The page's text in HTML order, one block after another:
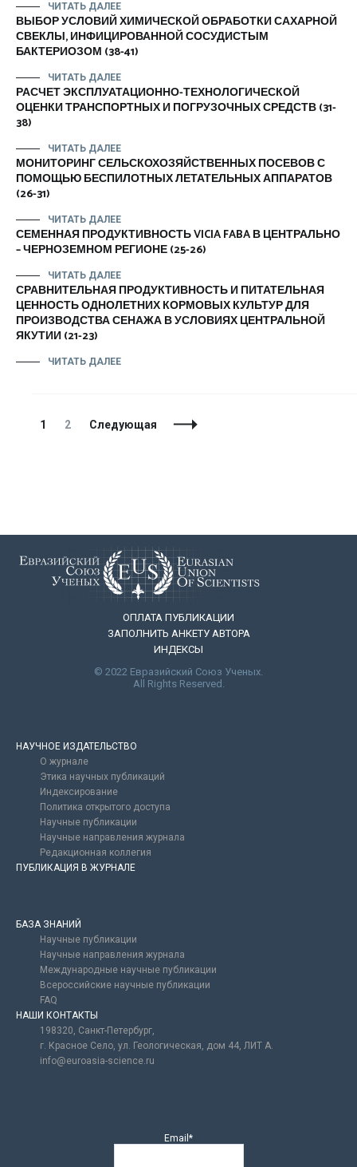
ЧИТАТЬ ДАЛЕЕ
ВЫБОР УСЛОВИЙ ХИМИЧЕСКОЙ ОБРАБОТКИ САХАРНОЙ
СВЕКЛЫ, ИНФИЦИРОВАННОЙ СОСУДИСТЫМ
БАКТЕРИОЗОМ (38-41)
ЧИТАТЬ ДАЛЕЕ
РАСЧЕТ ЭКСПЛУАТАЦИОННО-ТЕХНОЛОГИЧЕСКОЙ
ОЦЕНКИ ТРАНСПОРТНЫХ И ПОГРУЗОЧНЫХ СРЕДСТВ (31-
38)
ЧИТАТЬ ДАЛЕЕ
МОНИТОРИНГ СЕЛЬСКОХОЗЯЙСТВЕННЫХ ПОСЕВОВ С
ПОМОЩЬЮ БЕСПИЛОТНЫХ ЛЕТАТЕЛЬНЫХ АППАРАТОВ
(26-31)
ЧИТАТЬ ДАЛЕЕ
СЕМЕННАЯ ПРОДУКТИВНОСТЬ VICIA FABA В ЦЕНТРАЛЬНО
– ЧЕРНОЗЕМНОМ РЕГИОНЕ (25-26)
ЧИТАТЬ ДАЛЕЕ
СРАВНИТЕЛЬНАЯ ПРОДУКТИВНОСТЬ И ПИТАТЕЛЬНАЯ
ЦЕННОСТЬ ОДНОЛЕТНИХ КОРМОВЫХ КУЛЬТУР ДЛЯ
ПРОИЗВОДСТВА СЕНАЖА В УСЛОВИЯХ ЦЕНТРАЛЬНОЙ
ЯКУТИИ (21-23)
ЧИТАТЬ ДАЛЕЕ
Навигация
Страница
1 Страница
2 Следующая
ОПЛАТА ПУБЛИКАЦИИ
ЗАПОЛНИТЬ АНКЕТУ АВТОРА
ИНДЕКСЫ
© 2022 Евразийский Союз Ученых.
All Rights Reserved.
НАУЧНОЕ ИЗДАТЕЛЬСТВО
О журнале
Этика научных публикаций
Индексирование
Политика открытого доступа
Научные публикации
Научные направления журнала
Редакционная коллегия
ПУБЛИКАЦИЯ В ЖУРНАЛЕ
БАЗА ЗНАНИЙ
Научные публикации
Научные направления журнала
Международные научные публикации
Всероссийские научные публикации
FAQ
НАШИ КОНТАКТЫ
198320, Санкт-Петербург,
г. Красное Село, ул. Геологическая, дом 44, ЛИТ А.
info@euroasia-science.ru
Email*